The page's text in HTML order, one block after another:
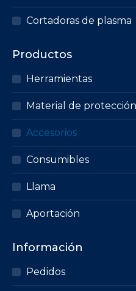
Cortadoras de plasma
Productos
Herramientas
Material de protección
Accesorios
Consumibles
Llama
Aportación
Información
Pedidos